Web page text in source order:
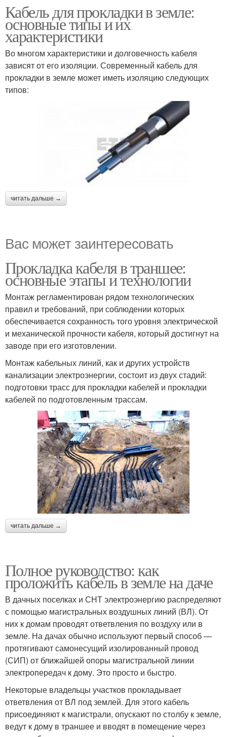
Кабель для прокладки в земле:
основные типы и их
характеристики
Во многом характеристики и долговечность кабеля
зависят от его изоляции. Современный кабель для
прокладки в земле может иметь изоляцию следующих
типов:
читать дальше →
Вас может заинтересовать
Прокладка кабеля в траншее:
основные этапы и технологии
Монтаж регламентирован рядом технологических
правил и требований, при соблюдении которых
обеспечивается сохранность того уровня электрической
и механической прочности кабеля, который достигнут на
заводе при его изготовлении.
Монтаж кабельных линий, как и других устройств
канализации электроэнергии, состоит из двух стадий:
подготовки трасс для прокладки кабелей и прокладки
кабелей по подготовленным трассам.
читать дальше →
Полное руководство: как
проложить кабель в земле на даче
В дачных поселках и СНТ электроэнергию распределяют
с помощью магистральных воздушных линий (ВЛ). От
них к домам проводят ответвления по воздуху или в
земле. На дачах обычно используют первый способ —
протягивают самонесущий изолированный провод
(СИП) от ближайшей опоры магистральной линии
электропередач к дому. Это просто и быстро.
Некоторые владельцы участков прокладывает
ответвления от ВЛ под землей. Для этого кабель
присоединяют к магистрали, опускают по столбу к земле,
ведут к дому в траншее и вводят в помещение через